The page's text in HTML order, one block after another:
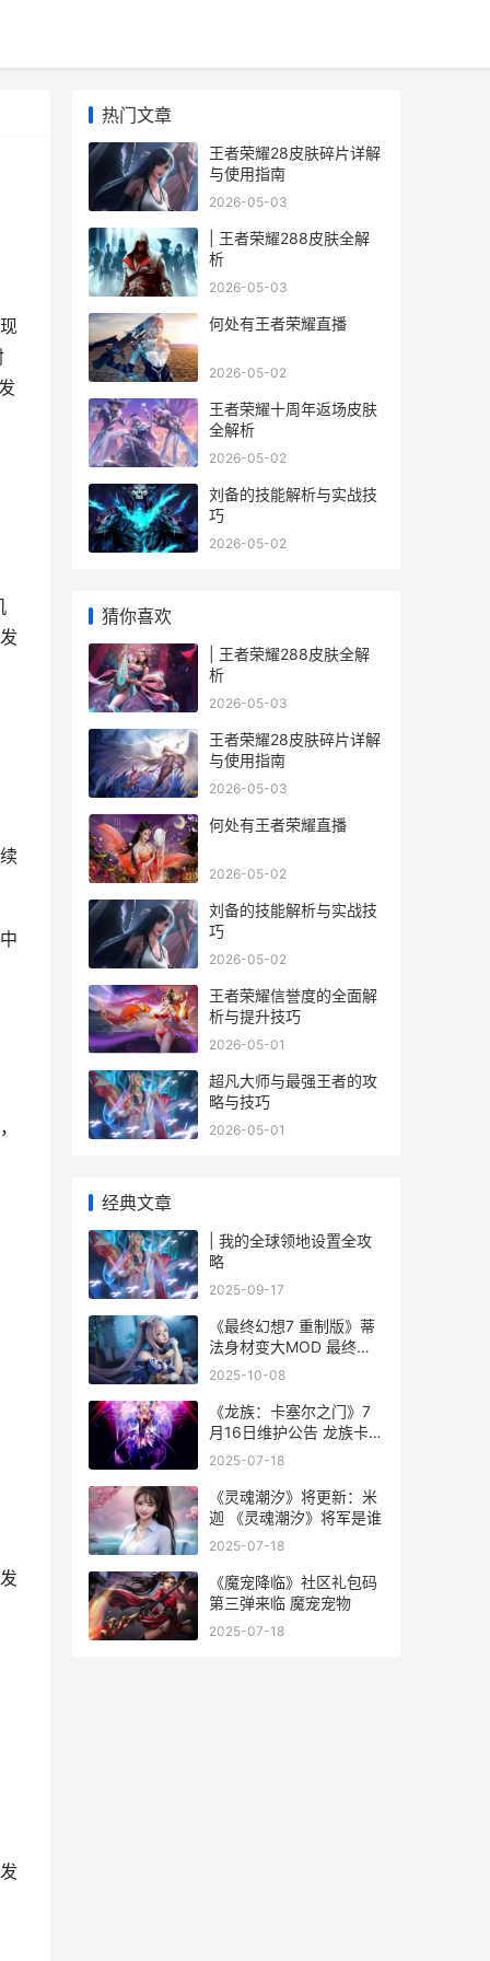
热门文章
王者荣耀28皮肤碎片详解
与使用指南
2026-05-03
| 王者荣耀288皮肤全解
析
2026-05-03
何处有王者荣耀直播
2026-05-02
王者荣耀十周年返场皮肤
全解析
2026-05-02
刘备的技能解析与实战技
巧
2026-05-02
猜你喜欢
| 王者荣耀288皮肤全解
析
2026-05-03
王者荣耀28皮肤碎片详解
与使用指南
2026-05-03
何处有王者荣耀直播
2026-05-02
刘备的技能解析与实战技
巧
2026-05-02
王者荣耀信誉度的全面解
析与提升技巧
2026-05-01
超凡大师与最强王者的攻
略与技巧
2026-05-01
经典文章
| 我的全球领地设置全攻
略
2025-09-17
《最终幻想7 重制版》蒂
法身材变大MOD 最终幻
想7重生和重制版的区别
2025-10-08
《龙族：卡塞尔之门》7
月16日维护公告 龙族卡塞
尔之门吧
2025-07-18
《灵魂潮汐》将更新：米
迦 《灵魂潮汐》将军是谁
2025-07-18
《魔宠降临》社区礼包码
第三弹来临 魔宠宠物
2025-07-18